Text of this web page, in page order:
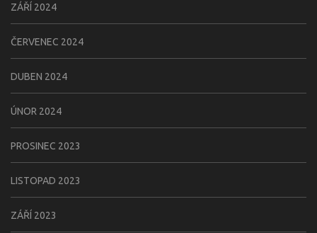
ZÁŘÍ 2024
ČERVENEC 2024
DUBEN 2024
ÚNOR 2024
PROSINEC 2023
LISTOPAD 2023
ZÁŘÍ 2023